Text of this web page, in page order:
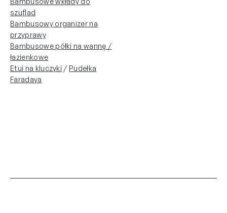
szuflad
Bambusowy organizer na
przyprawy
Bambusowe półki na wannę /
łazienkowe
Etui na kluczyki / Pudełka
Faradaya